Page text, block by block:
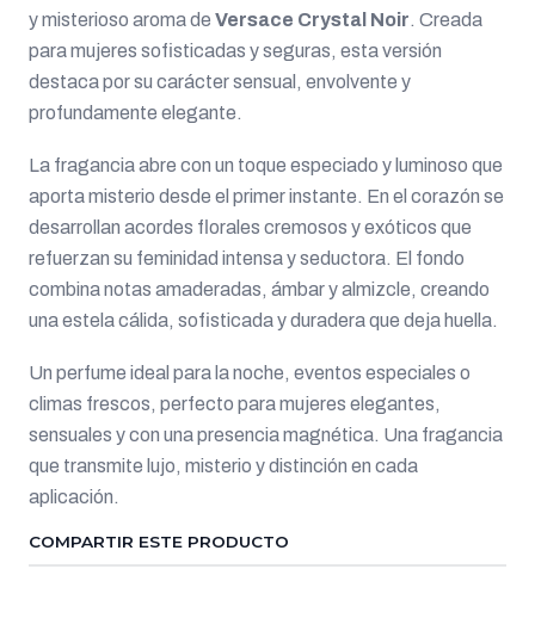
y misterioso aroma de Versace Crystal Noir. Creada
para mujeres sofisticadas y seguras, esta versión
destaca por su carácter sensual, envolvente y
profundamente elegante.
La fragancia abre con un toque especiado y luminoso que
aporta misterio desde el primer instante. En el corazón se
desarrollan acordes florales cremosos y exóticos que
refuerzan su feminidad intensa y seductora. El fondo
combina notas amaderadas, ámbar y almizcle, creando
una estela cálida, sofisticada y duradera que deja huella.
Un perfume ideal para la noche, eventos especiales o
climas frescos, perfecto para mujeres elegantes,
sensuales y con una presencia magnética. Una fragancia
que transmite lujo, misterio y distinción en cada
aplicación.
COMPARTIR ESTE PRODUCTO